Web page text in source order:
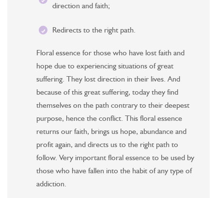
direction and faith;
Redirects to the right path.
Floral essence for those who have lost faith and
hope due to experiencing situations of great
suffering. They lost direction in their lives. And
because of this great suffering, today they find
themselves on the path contrary to their deepest
purpose, hence the conflict. This floral essence
returns our faith, brings us hope, abundance and
profit again, and directs us to the right path to
follow. Very important floral essence to be used by
those who have fallen into the habit of any type of
addiction.